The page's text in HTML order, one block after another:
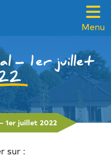
Menu
VIE– 1er juillet
1er juillet 2022
sur :